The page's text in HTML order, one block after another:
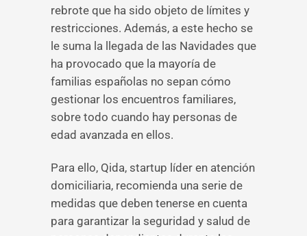
rebrote que ha sido objeto de límites y
restricciones. Además, a este hecho se
le suma la llegada de las Navidades que
ha provocado que la mayoría de
familias españolas no sepan cómo
gestionar los encuentros familiares,
sobre todo cuando hay personas de
edad avanzada en ellos.
Para ello, Qida, startup líder en atención
domiciliaria, recomienda una serie de
medidas que deben tenerse en cuenta
para garantizar la seguridad y salud de